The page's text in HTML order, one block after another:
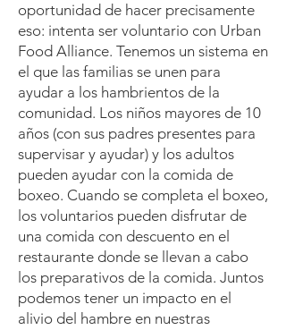
oportunidad de hacer precisamente
eso: intenta ser voluntario con Urban
Food Alliance. Tenemos un sistema en
el que las familias se unen para
ayudar a los hambrientos de la
comunidad. Los niños mayores de 10
años (con sus padres presentes para
supervisar y ayudar) y los adultos
pueden ayudar con la comida de
boxeo. Cuando se completa el boxeo,
los voluntarios pueden disfrutar de
una comida con descuento en el
restaurante donde se llevan a cabo
los preparativos de la comida. Juntos
podemos tener un impacto en el
alivio del hambre en nuestras